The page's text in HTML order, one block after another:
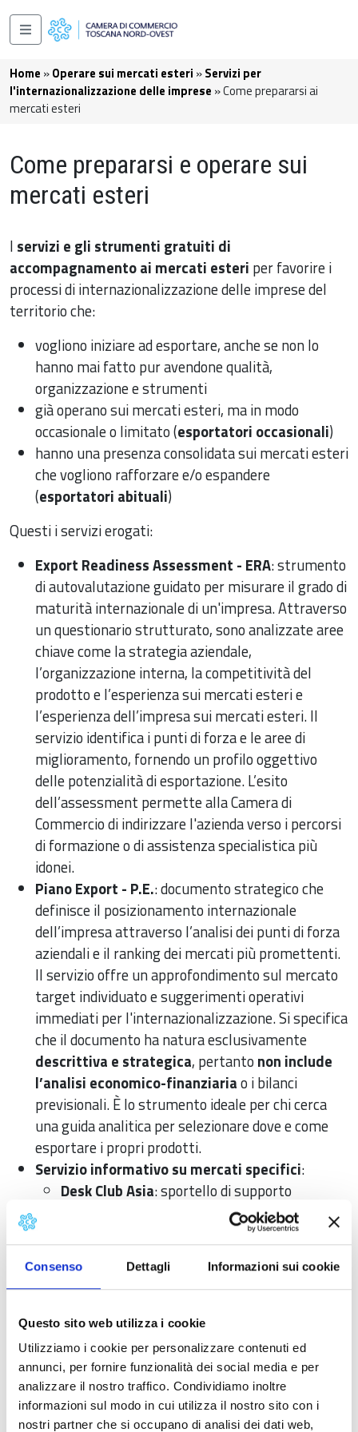
Consenso Dettagli Informazioni sui cookie
Questo sito web utilizza i cookie
Utilizziamo i cookie per personalizzare contenuti ed
annunci, per fornire funzionalità dei social media e per
analizzare il nostro traffico. Condividiamo inoltre
informazioni sul modo in cui utilizza il nostro sito con i
nostri partner che si occupano di analisi dei dati web,
Salta al contenuto principale
Navigazione principale
Briciole di pane
Home Operare sui mercati esteri
Servizi per
l'internazionalizzazione delle imprese
Come prepararsi ai
mercati esteri
Come prepararsi e operare sui
mercati esteri
I servizi e gli strumenti gratuiti di
accompagnamento ai mercati esteri per favorire i
processi di internazionalizzazione delle imprese del
territorio che:
vogliono iniziare ad esportare, anche se non lo
hanno mai fatto pur avendone qualità,
organizzazione e strumenti
già operano sui mercati esteri, ma in modo
occasionale o limitato (esportatori occasionali)
hanno una presenza consolidata sui mercati esteri
che vogliono rafforzare e/o espandere
(esportatori abituali)
Questi i servizi erogati:
Export Readiness Assessment - ERA: strumento
di autovalutazione guidato per misurare il grado di
maturità internazionale di un'impresa. Attraverso
un questionario strutturato, sono analizzate aree
chiave come la strategia aziendale,
l’organizzazione interna, la competitività del
prodotto e l’esperienza sui mercati esteri e
l’esperienza dell’impresa sui mercati esteri. Il
servizio identifica i punti di forza e le aree di
miglioramento, fornendo un profilo oggettivo
delle potenzialità di esportazione. L’esito
dell’assessment permette alla Camera di
Commercio di indirizzare l'azienda verso i percorsi
di formazione o di assistenza specialistica più
idonei.
Piano Export - P.E.: documento strategico che
definisce il posizionamento internazionale
dell’impresa attraverso l’analisi dei punti di forza
aziendali e il ranking dei mercati più promettenti.
Il servizio offre un approfondimento sul mercato
target individuato e suggerimenti operativi
immediati per l'internazionalizzazione. Si specifica
che il documento ha natura esclusivamente
descrittiva e strategica, pertanto non include
l’analisi economico-finanziariao i bilanci
previsionali. È lo strumento ideale per chi cerca
una guida analitica per selezionare dove e come
esportare i propri prodotti.
Servizio informativo su mercati specifici:
Desk Club Asia: sportello di supporto
specialistico per interpretare le complessità
dei mercati asiatici e identificare strategie
Find Your Tender: servizio online di selezione
I servizi descritti rientrano nelle attività della
EEN.
Come accedere ai servizi di
internazionalizzazione